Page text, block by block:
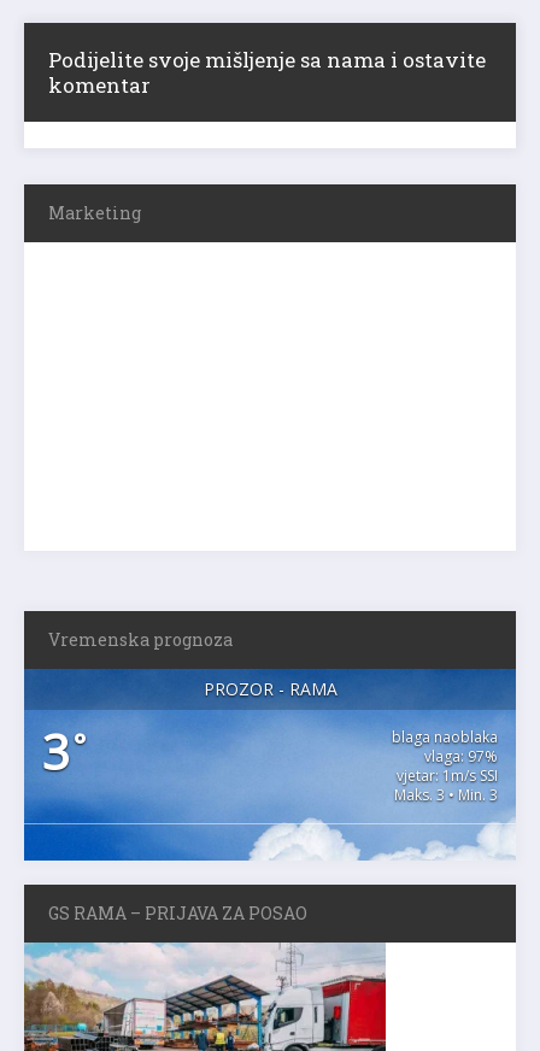
Podijelite svoje mišljenje sa nama i ostavite
komentar
Marketing
Vremenska prognoza
PROZOR - RAMA
3°
blaga naoblaka
vlaga: 97%
vjetar: 1m/s SSI
Maks. 3 • Min. 3
GS RAMA – PRIJAVA ZA POSAO